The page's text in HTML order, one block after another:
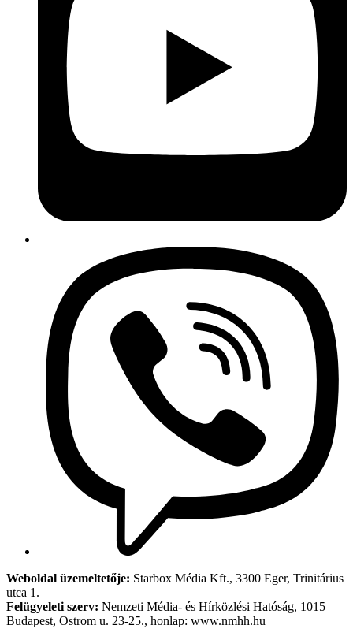
Weboldal üzemeltetője: Starbox Média Kft., 3300 Eger, Trinitárius
utca 1.
Felügyeleti szerv: Nemzeti Média- és Hírközlési Hatóság, 1015
Budapest, Ostrom u. 23-25., honlap: www.nmhh.hu